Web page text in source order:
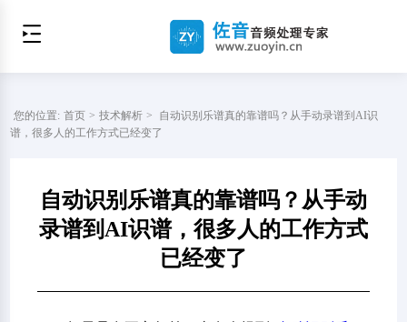
您的位置: 首页 > 技术解析 >
自动识别乐谱真的靠谱吗？从手动录谱到AI识
谱，很多人的工作方式已经变了
自动识别乐谱真的靠谱吗？从手动
录谱到AI识谱，很多人的工作方式
已经变了